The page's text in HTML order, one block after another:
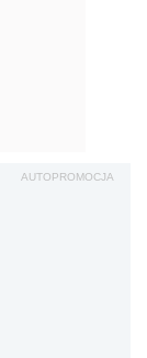
AUTOPROMOCJA